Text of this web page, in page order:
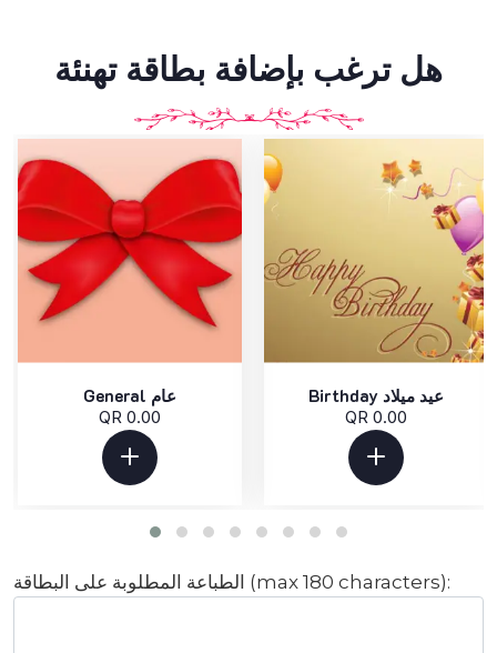
هل ترغب بإضافة بطاقة تهنئة
General عام
QR 0.00
Birthday عيد ميلاد
QR 0.00
الطباعة المطلوبة على البطاقة (max 180 characters):